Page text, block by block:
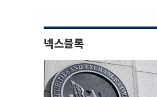
넥스블록